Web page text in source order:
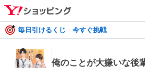
毎日引けるくじ 今すぐ挑戦
俺のことが大嫌いな後